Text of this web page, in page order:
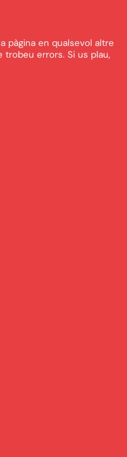
pàgina en qualsevol altre
trobeu errors. Si us plau,